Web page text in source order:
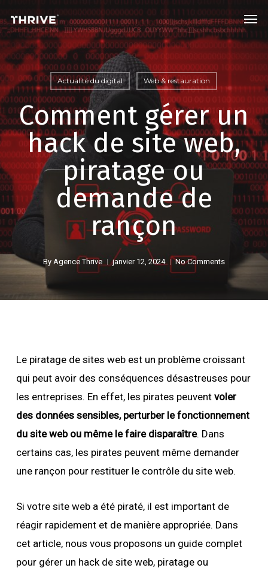
to
main
content
Actualité du digital Web & restauration
Comment gérer un
hack de site web,
piratage ou
demande de
rançon
By Agence Thrive janvier 12, 2024 No Comments
Le piratage de sites web est un problème croissant
qui peut avoir des conséquences désastreuses pour
les entreprises. En effet, les pirates peuvent voler
des données sensibles, perturber le fonctionnement
du site web ou même le faire disparaître. Dans
certains cas, les pirates peuvent même demander
une rançon pour restituer le contrôle du site web.
Si votre site web a été piraté, il est important de
réagir rapidement et de manière appropriée. Dans
cet article, nous vous proposons un guide complet
pour gérer un hack de site web, piratage ou